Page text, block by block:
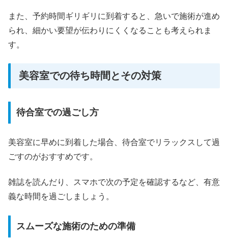
また、予約時間ギリギリに到着すると、急いで施術が進め
られ、細かい要望が伝わりにくくなることも考えられま
す。
美容室での待ち時間とその対策
待合室での過ごし方
美容室に早めに到着した場合、待合室でリラックスして過
ごすのがおすすめです。
雑誌を読んだり、スマホで次の予定を確認するなど、有意
義な時間を過ごしましょう。
スムーズな施術のための準備